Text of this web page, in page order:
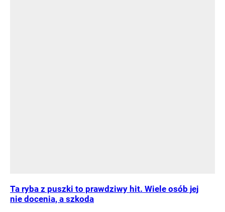
Ta ryba z puszki to prawdziwy hit. Wiele osób jej
nie docenia, a szkoda